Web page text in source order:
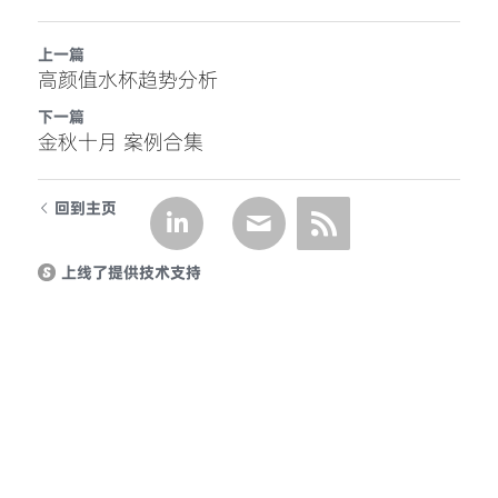
上一篇
高颜值水杯趋势分析
下一篇
金秋十月 案例合集
回到主页
上线了提供技术支持